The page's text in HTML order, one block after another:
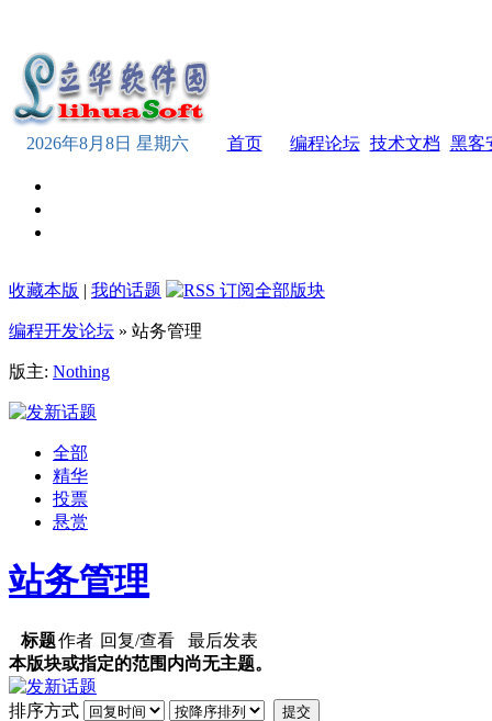
2026年8月8日 星期六 首页 编程论坛 技术文档 黑客
收藏本版 | 我的话题
编程开发论坛 » 站务管理
版主: Nothing
全部
精华
投票
悬赏
站务管理
标题作者 回复/查看
最后发表
本版块或指定的范围内尚无主题。
排序方式 提交